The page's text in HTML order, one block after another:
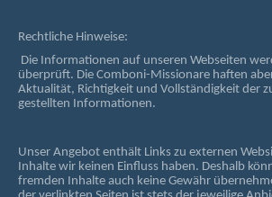
Rechtliche Hinweise:
Die Informationen auf unseren Webseiten
überprüft. Die Comboni-Missionare haften
Aktualität, Richtigkeit und Vollständigkeit der
gestellten Informationen.
Unser Angebot enthält Links zu externen
Inhalte wir keinen Einfluss haben. Deshalb
fremden Inhalte auch keine Gewähr